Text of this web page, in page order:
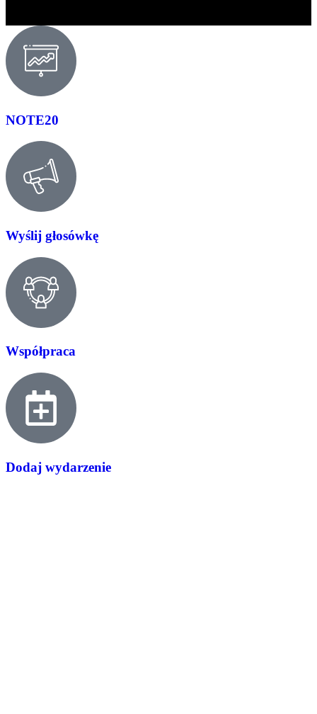
NOTE20
Wyślij głosówkę
Współpraca
Dodaj wydarzenie